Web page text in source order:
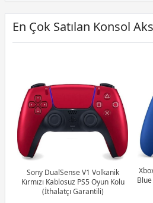
En Çok Satılan Konsol
Sony DualSense V1 Volkanik
Kırmızı Kablosuz PS5 Oyun Kolu
(İthalatçı Garantili)